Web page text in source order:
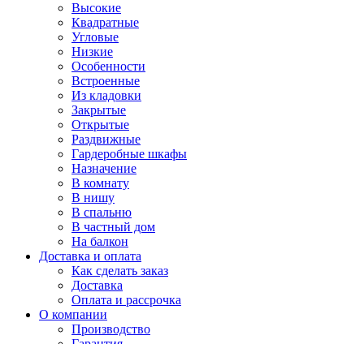
Высокие
Квадратные
Угловые
Низкие
Особенности
Встроенные
Из кладовки
Закрытые
Открытые
Раздвижные
Гардеробные шкафы
Назначение
В комнату
В нишу
В спальню
В частный дом
На балкон
Доставка и оплата
Как сделать заказ
Доставка
Оплата и рассрочка
О компании
Производство